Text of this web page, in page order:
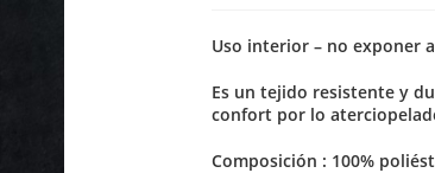
Uso interior – no exponer
Es un tejido resistente y
confort por lo
Composición : 100%